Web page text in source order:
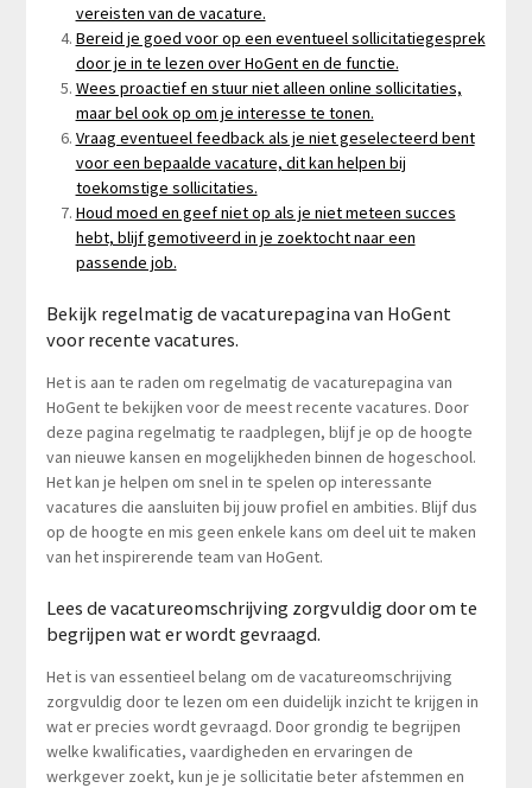
vereisten van de vacature.
Bereid je goed voor op een eventueel sollicitatiegesprek
door je in te lezen over HoGent en de functie.
Wees proactief en stuur niet alleen online sollicitaties,
maar bel ook op om je interesse te tonen.
Vraag eventueel feedback als je niet geselecteerd bent
voor een bepaalde vacature, dit kan helpen bij
toekomstige sollicitaties.
Houd moed en geef niet op als je niet meteen succes
hebt, blijf gemotiveerd in je zoektocht naar een
passende job.
Bekijk regelmatig de vacaturepagina van HoGent
voor recente vacatures.
Het is aan te raden om regelmatig de vacaturepagina van
HoGent te bekijken voor de meest recente vacatures. Door
deze pagina regelmatig te raadplegen, blijf je op de hoogte
van nieuwe kansen en mogelijkheden binnen de hogeschool.
Het kan je helpen om snel in te spelen op interessante
vacatures die aansluiten bij jouw profiel en ambities. Blijf dus
op de hoogte en mis geen enkele kans om deel uit te maken
van het inspirerende team van HoGent.
Lees de vacatureomschrijving zorgvuldig door om te
begrijpen wat er wordt gevraagd.
Het is van essentieel belang om de vacatureomschrijving
zorgvuldig door te lezen om een duidelijk inzicht te krijgen in
wat er precies wordt gevraagd. Door grondig te begrijpen
welke kwalificaties, vaardigheden en ervaringen de
werkgever zoekt, kun je je sollicitatie beter afstemmen en